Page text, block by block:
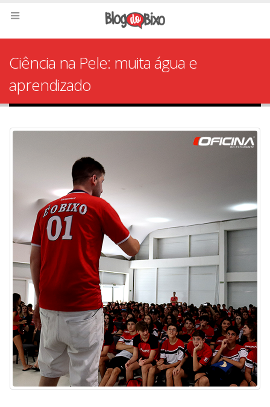
Ciência na Pele: muita água e
aprendizado